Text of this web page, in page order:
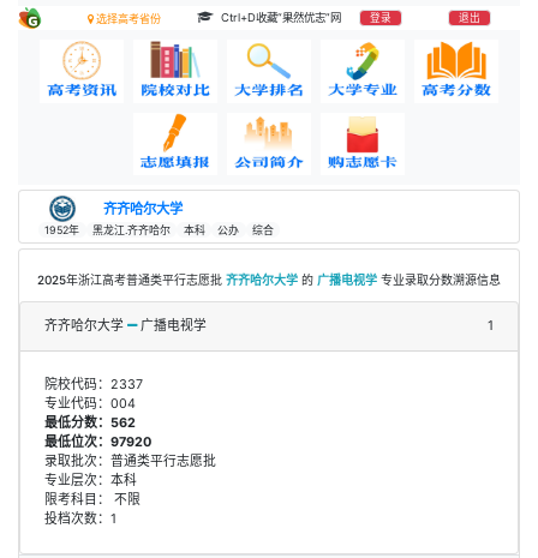
选择高考省份 Ctrl+D收藏“果然优志”网 登录 退出
齐齐哈尔大学
1952年 黑龙江.齐齐哈尔 本科 公办 综合
2025年浙江高考普通类平行志愿批 齐齐哈尔大学 的 广播电视学 专业录取分数溯源信息
齐齐哈尔大学 广播电视学 1
院校代码：2337
专业代码：004
最低分数：562
最低位次：97920
录取批次：普通类平行志愿批
专业层次：本科
限考科目： 不限
投档次数：1